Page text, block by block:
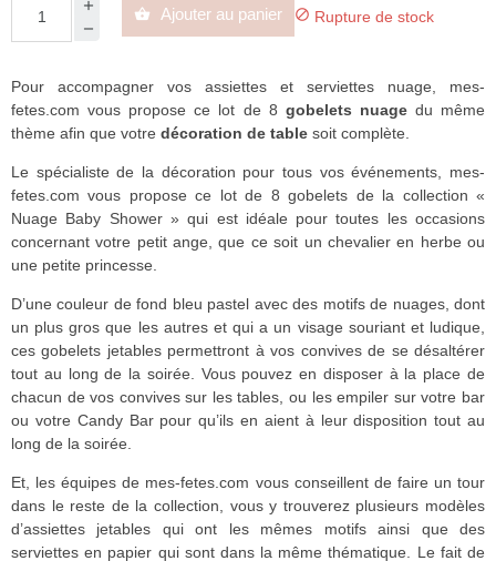
 Ajouter au panier  Rupture de stock
Pour accompagner vos assiettes et serviettes nuage, mes-
fetes.com vous propose ce lot de 8 gobelets nuagedu même
thème afin que votre décoration de table soit complète.
Le spécialiste de la décoration pour tous vos événements, mes-
fetes.com vous propose ce lot de 8 gobelets de la collection «
Nuage Baby Shower » qui est idéale pour toutes les occasions
concernant votre petit ange, que ce soit un chevalier en herbe ou
une petite princesse.
D’une couleur de fond bleu pastel avec des motifs de nuages, dont
un plus gros que les autres et qui a un visage souriant et ludique,
ces gobelets jetables permettront à vos convives de se désaltérer
tout au long de la soirée. Vous pouvez en disposer à la place de
chacun de vos convives sur les tables, ou les empiler sur votre bar
ou votre Candy Bar pour qu’ils en aient à leur disposition tout au
long de la soirée.
Et, les équipes de mes-fetes.com vous conseillent de faire un tour
dans le reste de la collection, vous y trouverez plusieurs modèles
d’assiettes jetables qui ont les mêmes motifs ainsi que des
serviettes en papier qui sont dans la même thématique. Le fait de